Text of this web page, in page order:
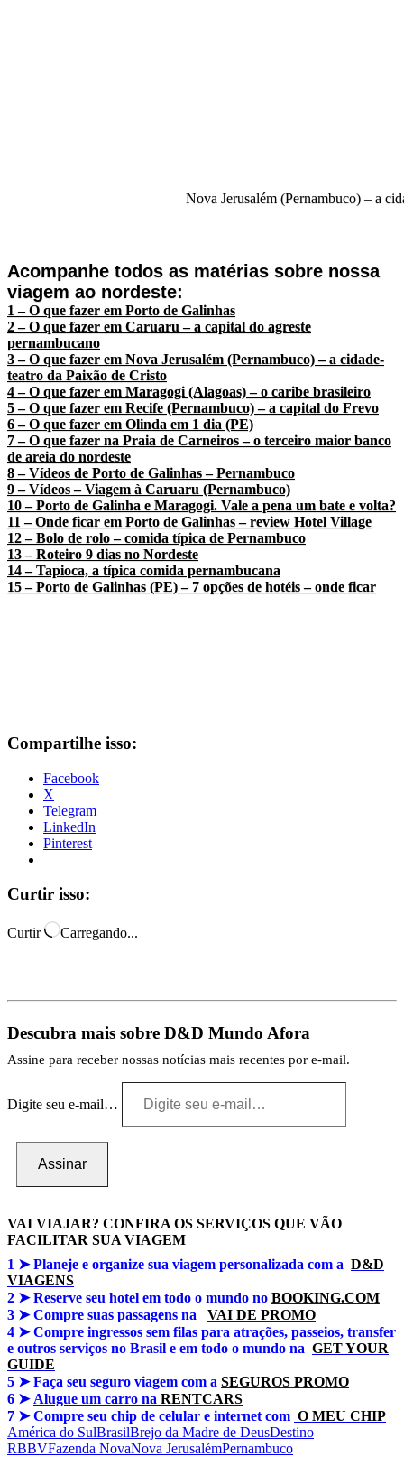
Nova Jerusalém (Pernambuco) – a
Acompanhe todos as matérias sobre nossa
viagem ao nordeste:
1 – O que fazer em Porto de Galinhas
2 – O que fazer em Caruaru – a capital do agreste
pernambucano
3 – O que fazer em Nova Jerusalém (Pernambuco) – a cidade-
teatro da Paixão de Cristo
4 – O que fazer em Maragogi (Alagoas) – o caribe brasileiro
5 – O que fazer em Recife (Pernambuco) – a capital do Frevo
6 – O que fazer em Olinda em 1 dia (PE)
7 – O que fazer na Praia de Carneiros – o terceiro maior banco
de areia do nordeste
8 – Vídeos de Porto de Galinhas – Pernambuco
9 – Vídeos – Viagem à Caruaru (Pernambuco)
10 – Porto de Galinha e Maragogi. Vale a pena um bate e volta?
11 – Onde ficar em Porto de Galinhas – review Hotel Village
12 – Bolo de rolo – comida típica de Pernambuco
13 –Roteiro 9 dias no Nordeste
14 – Tapioca, a típica comida pernambucana
15 – Porto de Galinhas (PE) – 7 opções de hotéis – onde ficar
Compartilhe isso:
Facebook
X
Telegram
LinkedIn
Pinterest
Curtir isso:
Curtir Carregando...
Descubra mais sobre D&D Mundo Afora
Assine para receber nossas notícias mais recentes por e-mail.
Digite seu e-mail…
Assinar
VAI VIAJAR? CONFIRA OS SERVIÇOS QUE VÃO
FACILITAR SUA VIAGEM
1 ➤Planeje e organize sua viagem personalizada com a D&D
VIAGENS
2 ➤ Reserve seu hotel em todo o mundo no BOOKING.COM
3 ➤Compre suas passagens na
VAI DE PROMO
4 ➤Compre ingressos sem filas para atrações, passeios, transfer
e outros serviços no Brasil e em todo o mundo na GET YOUR
GUIDE
5 ➤Faça seu seguro viagem com a SEGUROS PROMO
6 ➤ Alugue um carro na RENTCARS
7 ➤Compre seu chip de celular e internet com O MEU CHIP
América do SulBrasilBrejo da Madre de DeusDestino
RBBVFazenda NovaNova JerusalémPernambuco